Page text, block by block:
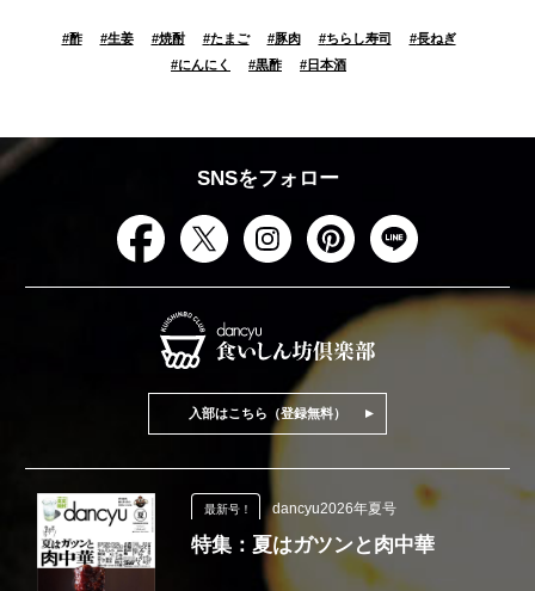
#酢 #生姜 #焼酎 #たまご #豚肉 #ちらし寿司 #長ねぎ
#にんにく #黒酢 #日本酒
SNSをフォロー
入部はこちら（登録無料）
最新号！ dancyu2026年夏号
特集：夏はガツンと肉中華